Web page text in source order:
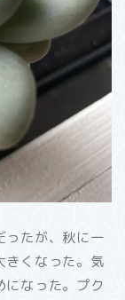
ったが、秋に一
きくなった。気
なった。プク